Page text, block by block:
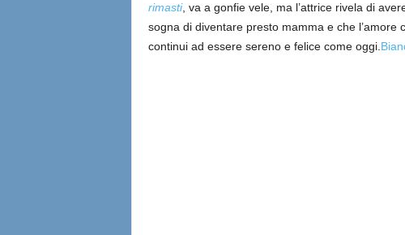
rimasti, va a gonfie vele, ma l’attrice rivela di
sogna di diventare presto mamma e che l’amore
continui ad essere sereno e felice come oggi.